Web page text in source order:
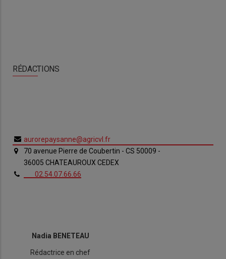
RÉDACTIONS
aurorepaysanne@agricvl.fr
70 avenue Pierre de Coubertin - CS 50009 -
36005 CHATEAUROUX CEDEX
02.54.07.66.66
Nadia BENETEAU
Rédactrice en chef